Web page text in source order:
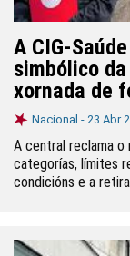
A CIG-
simbólico
xornada de
Nacional - 23 Abr
A central reclama
categorías, límites
condicións e a